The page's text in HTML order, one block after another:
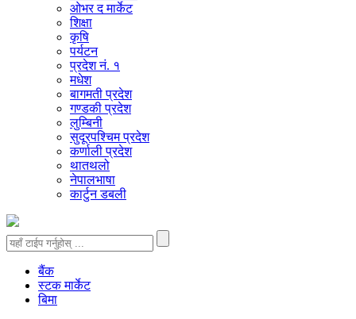
ओभर द मार्केट
शिक्षा
कृषि
पर्यटन
प्रदेश नं. १
मधेश
बागमती प्रदेश
गण्डकी प्रदेश
लुम्बिनी
सुदूरपश्चिम प्रदेश
कर्णाली प्रदेश
थातथलो
नेपालभाषा
कार्टुन डबली
बैंक
स्टक मार्केट
बिमा